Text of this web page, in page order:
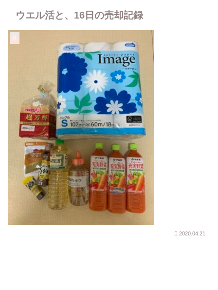
ウエル活と、16日の売却記録
2020.04.21